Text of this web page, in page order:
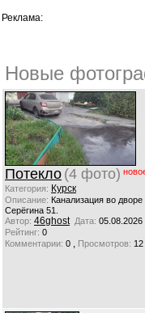
Реклама:
Новые
Потекло (4 фото)
Категория: Курск
Описание: Канализация во
Серёгина 51.
Автор: 46ghost Дата: 05.08.2026
Рейтинг: 0
Комментарии: 0 , Просмотров: 12